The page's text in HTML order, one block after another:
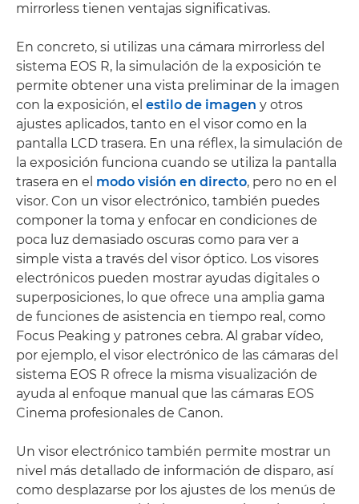
mirrorless tienen ventajas significativas.
En concreto, si utilizas una cámara mirrorless del
sistema EOS R, la simulación de la exposición te
permite obtener una vista preliminar de la imagen
con la exposición, el estilo de imagen y otros
ajustes aplicados, tanto en el visor como en la
pantalla LCD trasera. En una réflex, la simulación de
la exposición funciona cuando se utiliza la pantalla
trasera en el modo visión en directo, pero no en el
visor. Con un visor electrónico, también puedes
componer la toma y enfocar en condiciones de
poca luz demasiado oscuras como para ver a
simple vista a través del visor óptico. Los visores
electrónicos pueden mostrar ayudas digitales o
superposiciones, lo que ofrece una amplia gama
de funciones de asistencia en tiempo real, como
Focus Peaking y patrones cebra. Al grabar vídeo,
por ejemplo, el visor electrónico de las cámaras del
sistema EOS R ofrece la misma visualización de
ayuda al enfoque manual que las cámaras EOS
Cinema profesionales de Canon.
Un visor electrónico también permite mostrar un
nivel más detallado de información de disparo, así
como desplazarse por los ajustes de los menús de